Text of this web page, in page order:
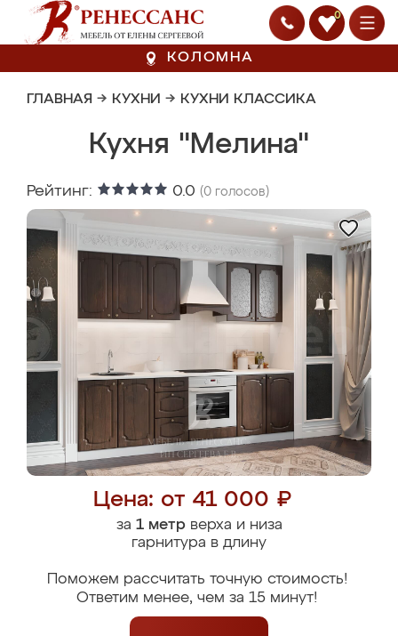
0
КОЛОМНА
ГЛАВНАЯ → КУХНИ → КУХНИ КЛАССИКА
Кухня "Мелина"
Рейтинг: 0.0 (0 голосов)
Цена: от 41 000 ₽
за 1 метрверха и низа
гарнитура в длину
Поможем рассчитать точную стоимость!
Ответим менее, чем за 15 минут!